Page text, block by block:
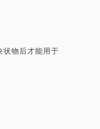
状物后才能用于